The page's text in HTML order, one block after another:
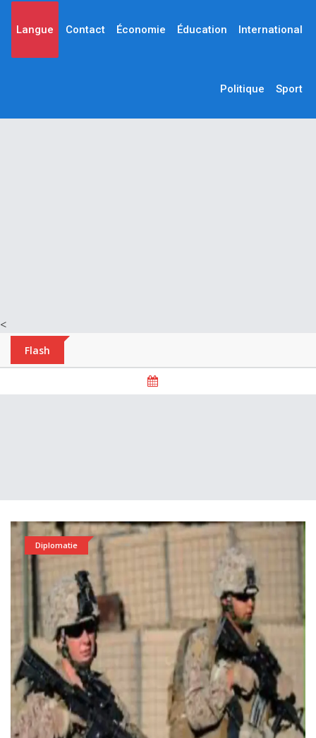
<
Langue Contact Économie Éducation International
Politique Sport
Flash
Diplomatie